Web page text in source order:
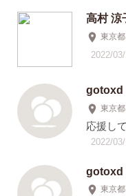
高村 涼
東京都
2022/
gotoxd
東京都
応援し
2022/
gotoxd
東京都